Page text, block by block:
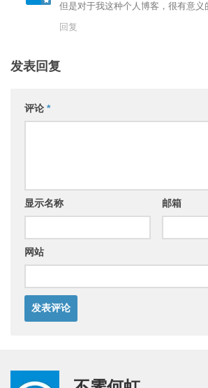
但是对于我这种个人博客，很有意
回复
发表回复
评论 *
显示名称 邮箱
网站